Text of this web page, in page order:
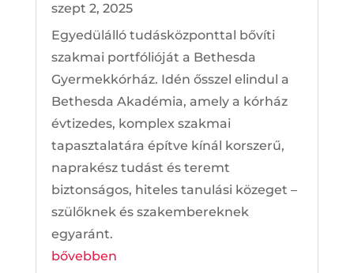
szept 2, 2025
Egyedülálló tudásközponttal bővíti
szakmai portfólióját a Bethesda
Gyermekkórház. Idén ősszel elindul a
Bethesda Akadémia, amely a kórház
évtizedes, komplex szakmai
tapasztalatára építve kínál korszerű,
naprakész tudást és teremt
biztonságos, hiteles tanulási közeget –
szülőknek és szakembereknek
egyaránt.
bővebben